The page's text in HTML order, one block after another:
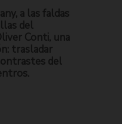
a las faldas
del
Conti, una
trasladar
del